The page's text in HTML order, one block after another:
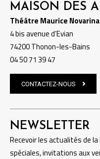
MAISON DES
Théâtre Maurice Novarina
4 bis avenue d’Evian
74200 Thonon-les-Bains
04 50 71 39 47
CONTACTEZ-NOUS
NEWSLETTER
Recevoir les actualités de
spéciales, invitations aux